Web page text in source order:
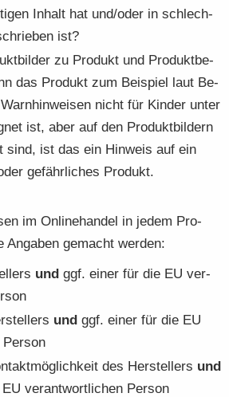
In­halt hat und/oder in schlech­
ist?
zu Pro­dukt und Pro­dukt­be­
das Pro­dukt zum Bei­spiel laut Be­
nicht für Kin­der unter
ist, aber auf den Pro­dukt­bil­dern
sind, ist das ein Hin­weis auf ein
ge­fähr­li­ches Pro­dukt.
im On­line­han­del in jedem Pro­
An­ga­ben ge­macht wer­den:
undggf. einer für die EU ver­
undggf. einer für die EU
des Her­stel­lers und
ver­ant­wort­li­chen Per­son